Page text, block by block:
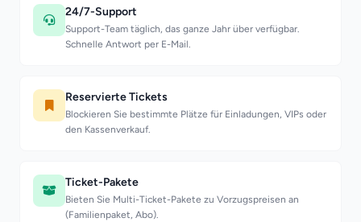
24/7-Support
Support-Team täglich, das ganze Jahr über verfügbar.
Schnelle Antwort per E-Mail.
Reservierte Tickets
Blockieren Sie bestimmte Plätze für Einladungen, VIPs oder
den Kassenverkauf.
Ticket-Pakete
Bieten Sie Multi-Ticket-Pakete zu Vorzugspreisen an
(Familienpaket, Abo).